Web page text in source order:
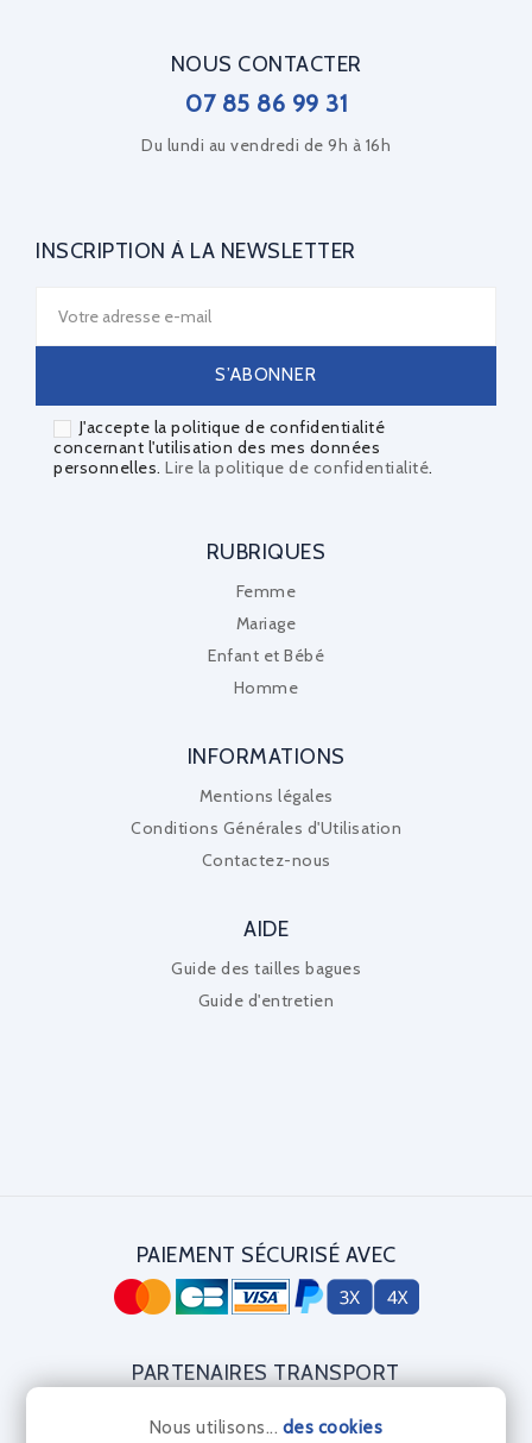
NOUS CONTACTER
07 85 86 99 31
Du lundi au vendredi de 9h à 16h
INSCRIPTION À LA NEWSLETTER
J'accepte la politique de confidentialité
concernant l'utilisation des mes données
personnelles. Lire la politique de confidentialité.
RUBRIQUES
Femme
Mariage
Enfant et Bébé
Homme
INFORMATIONS
Mentions légales
Conditions Générales d'Utilisation
Contactez-nous
AIDE
Guide des tailles bagues
Guide d'entretien
Nous utilisons... des cookies
PAIEMENT SÉCURISÉ AVEC
PARTENAIRES TRANSPORT